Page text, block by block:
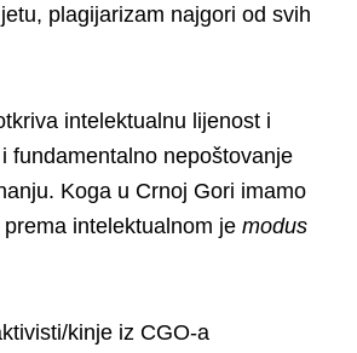
plagijarizam najgori od svih
intelektualnu lijenost i
fundamentalno nepoštovanje
Koga u Crnoj Gori imamo
intelektualnom je modus
kinje iz CGO-a